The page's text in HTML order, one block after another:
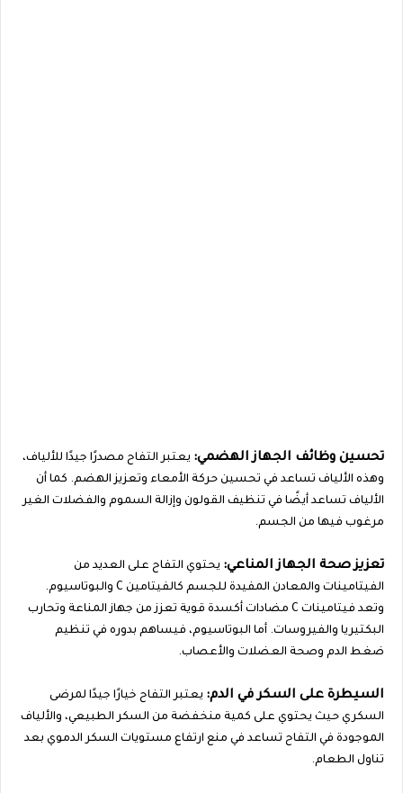
تحسين وظائف الجهاز الهضمي: يعتبر التفاح مصدرًا جيدًا للألياف،
وهذه الألياف تساعد في تحسين حركة الأمعاء وتعزيز الهضم. كما أن
الألياف تساعد أيضًا في تنظيف القولون وإزالة السموم والفضلات الغير
مرغوب فيها من الجسم.
تعزيز صحة الجهاز المناعي: يحتوي التفاح على العديد من
الفيتامينات والمعادن المفيدة للجسم كالفيتامين C والبوتاسيوم.
وتعد فيتامينات C مضادات أكسدة قوية تعزز من جهاز المناعة وتحارب
البكتيريا والفيروسات. أما البوتاسيوم، فيساهم بدوره في تنظيم
ضغط الدم وصحة العضلات والأعصاب.
السيطرة على السكر في الدم: يعتبر التفاح خيارًا جيدًا لمرضى
السكري حيث يحتوي على كمية منخفضة من السكر الطبيعي، والألياف
الموجودة في التفاح تساعد في منع ارتفاع مستويات السكر الدموي بعد
تناول الطعام.